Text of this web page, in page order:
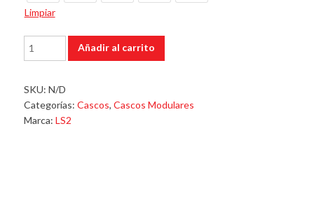
Limpiar
Casco
902
Negro
Mate
cantidad
Añadir al carrito
SKU: N/D
Categorías: Cascos, Cascos Modulares
Marca: LS2